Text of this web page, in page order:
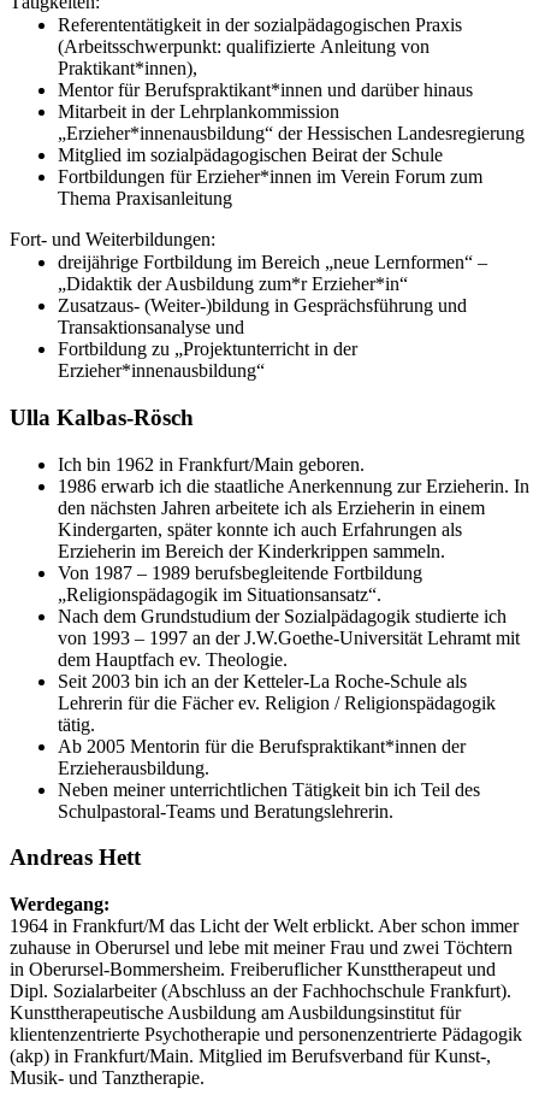
Referententätigkeit in der sozialpädagogischen Praxis
(Arbeitsschwerpunkt: qualifizierte Anleitung von
Praktikant*innen),
Mentor für Berufspraktikant*innen und darüber hinaus
Mitarbeit in der Lehrplankommission
„Erzieher*innenausbildung“ der Hessischen Landesregierung
Mitglied im sozialpädagogischen Beirat der Schule
Fortbildungen für Erzieher*innen im Verein Forum zum
Thema Praxisanleitung
Fort- und Weiterbildungen:
dreijährige Fortbildung im Bereich „neue Lernformen“ –
„Didaktik der Ausbildung zum*r Erzieher*in“
Zusatzaus- (Weiter-)bildung in Gesprächsführung und
Transaktionsanalyse und
Fortbildung zu „Projektunterricht in der
Erzieher*innenausbildung“
Ulla Kalbas-Rösch
Ich bin 1962 in Frankfurt/Main geboren.
1986 erwarb ich die staatliche Anerkennung zur Erzieherin. In
den nächsten Jahren arbeitete ich als Erzieherin in einem
Kindergarten, später konnte ich auch Erfahrungen als
Erzieherin im Bereich der Kinderkrippen sammeln.
Von 1987 – 1989 berufsbegleitende Fortbildung
„Religionspädagogik im Situationsansatz“.
Nach dem Grundstudium der Sozialpädagogik studierte ich
von 1993 – 1997 an der J.W.Goethe-Universität Lehramt mit
dem Hauptfach ev. Theologie.
Seit 2003 bin ich an der Ketteler-La Roche-Schule als
Lehrerin für die Fächer ev. Religion / Religionspädagogik
tätig.
Ab 2005 Mentorin für die Berufspraktikant*innen der
Erzieherausbildung.
Neben meiner unterrichtlichen Tätigkeit bin ich Teil des
Schulpastoral-Teams und Beratungslehrerin.
Andreas Hett
Werdegang:
1964 in Frankfurt/M das Licht der Welt erblickt. Aber schon immer
zuhause in Oberursel und lebe mit meiner Frau und zwei Töchtern
in Oberursel-Bommersheim. Freiberuflicher Kunsttherapeut und
Dipl. Sozialarbeiter (Abschluss an der Fachhochschule Frankfurt).
Kunsttherapeutische Ausbildung am Ausbildungsinstitut für
klientenzentrierte Psychotherapie und personenzentrierte Pädagogik
(akp) in Frankfurt/Main. Mitglied im Berufsverband für Kunst-,
Musik- und Tanztherapie.